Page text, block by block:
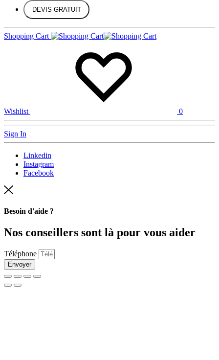
DEVIS GRATUIT
Shopping Cart
Wishlist 0
Sign In
Linkedin
Instagram
Facebook
Besoin d'aide ?
Nos conseillers sont là pour vous aider
Téléphone
Envoyer